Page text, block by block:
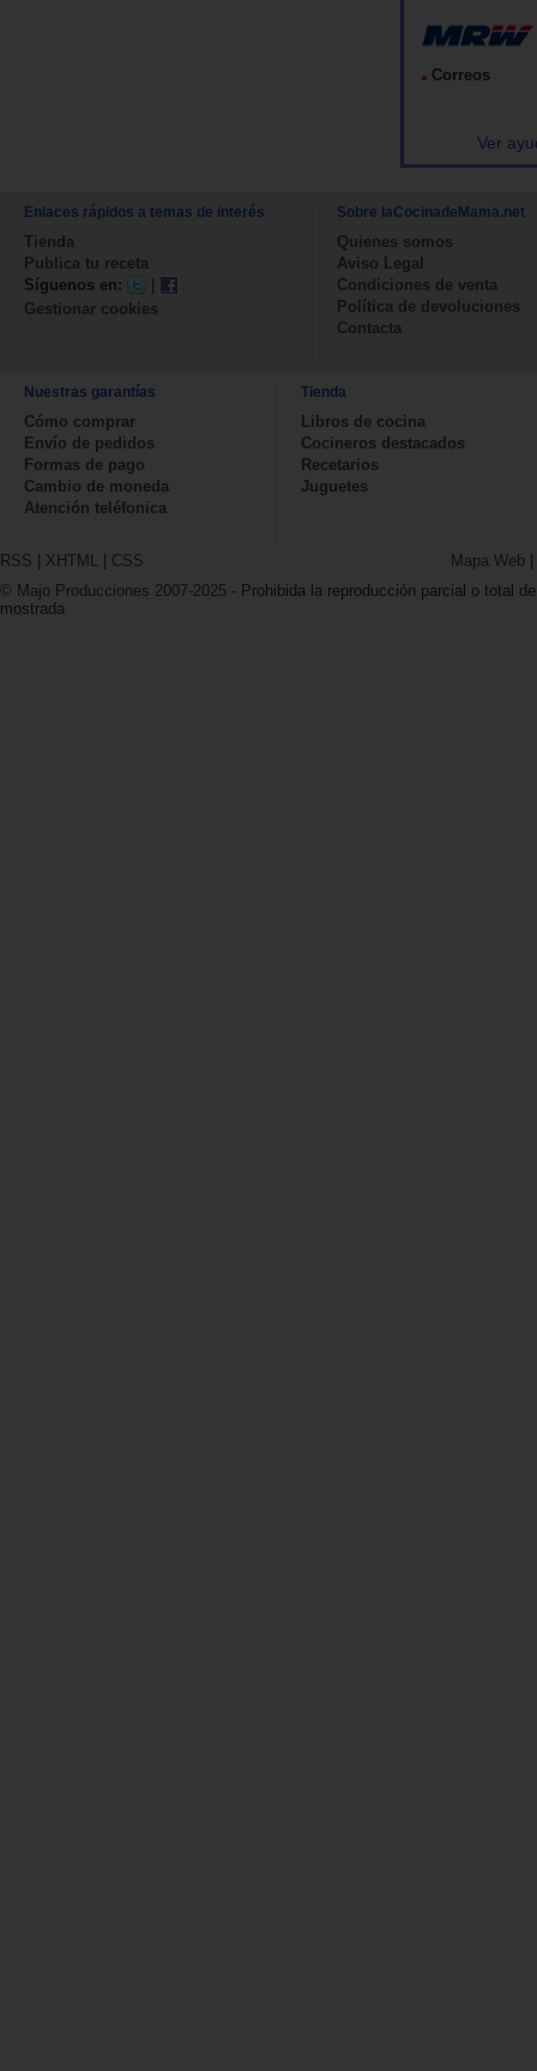
Correos
Ver
Enlaces rápidos a temas de interés
Tienda
Publica tu receta
Síguenos en:
|
Gestionar cookies
Sobre laCocinadeMama.net
Quienes somos
Aviso Legal
Condiciones de venta
Política de devoluciones
Contacta
Nuestras garantías
Cómo comprar
Envío de pedidos
Formas de pago
Cambio de moneda
Atención teléfonica
Tienda
Libros de cocina
Cocineros destacados
Recetarios
Juguetes
RSS | XHTML | CSS Mapa Web |
© Majo Producciones 2007-2025 - Prohibida la reproducción parcial o total
mostrada